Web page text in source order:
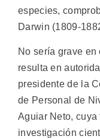
especies,
Darwin (1809-
No sería grave
resulta en
presidente de la
de Personal de
Aguiar Neto, cuya
investigación